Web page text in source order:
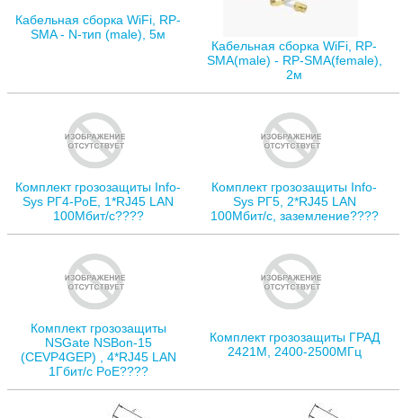
Кабельная сборка WiFi, RP-
SMA - N-тип (male), 5м
Кабельная сборка WiFi, RP-
SMA(male) - RP-SMA(female),
2м
Комплект грозозащиты Info-
Sys РГ4-PoE, 1*RJ45 LAN
100Мбит/с????
Комплект грозозащиты Info-
Sys РГ5, 2*RJ45 LAN
100Мбит/с, заземление????
Комплект грозозащиты
NSGate NSBon-15
(CEVP4GEP) , 4*RJ45 LAN
1Гбит/с PoE????
Комплект грозозащиты ГРАД
2421М, 2400-2500МГц